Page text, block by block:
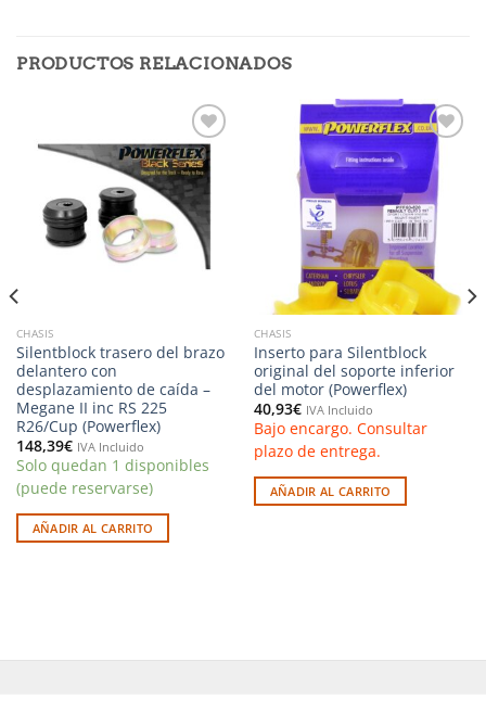
PRODUCTOS RELACIONADOS
Añadir
a la
lista de
deseos
CHASIS
Silentblock trasero del brazo
delantero con
desplazamiento de caída –
Megane II inc RS 225
R26/Cup (Powerflex)
148,39€ IVA Incluido
Solo quedan 1 disponibles
(puede reservarse)
AÑADIR AL CARRITO
Añadir
a la
lista de
deseos
CHASIS
Inserto para Silentblock
original del soporte inferior
del motor (Powerflex)
40,93€ IVA Incluido
Bajo encargo. Consultar
plazo de entrega.
AÑADIR AL CARRITO